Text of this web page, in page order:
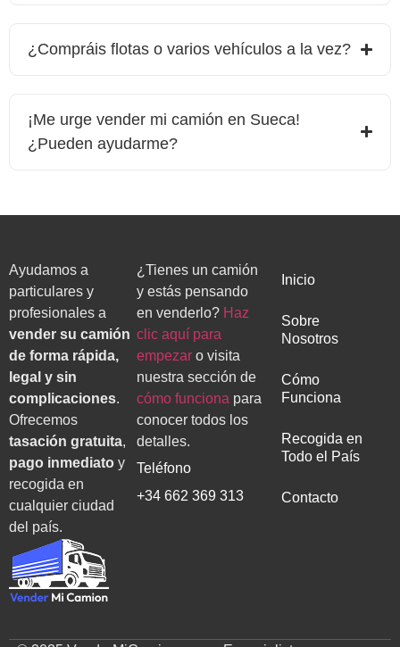
¿Compráis flotas o varios vehículos a la vez?
¡Me urge vender mi camión en Sueca!
¿Pueden ayudarme?
Ayudamos a
particulares y
profesionales a
vender su camión
de forma rápida,
legal y sin
complicaciones.
Ofrecemos
tasación gratuita,
pago inmediato y
recogida en
cualquier ciudad
del país.
¿Tienes un camión
y estás pensando
en venderlo? Haz
clic aquí para
empezaro visita
nuestra sección de
cómo funciona para
conocer todos los
detalles.
Teléfono
+34 662 369 313
Inicio
Sobre
Nosotros
Cómo
Funciona
Recogida en
Todo el País
Contacto